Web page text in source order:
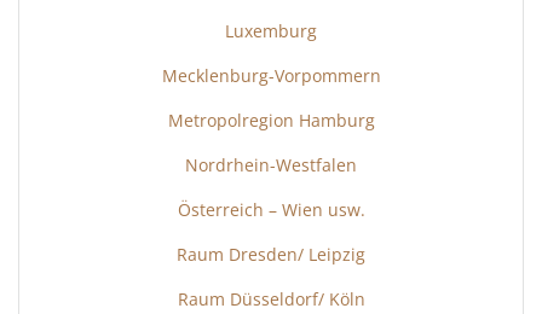
Luxemburg
Mecklenburg-Vorpommern
Metropolregion Hamburg
Nordrhein-Westfalen
Österreich – Wien usw.
Raum Dresden/ Leipzig
Raum Düsseldorf/ Köln